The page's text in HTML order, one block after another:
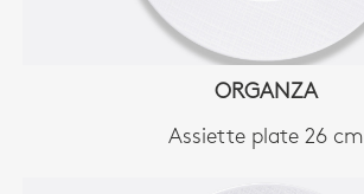
ORGANZA
Assiette plate 26 cm